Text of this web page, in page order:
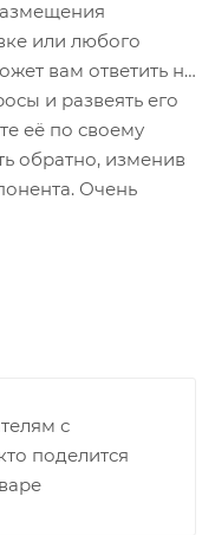
к сотруднику в
на точку, на ваш
код.
постамата.
России. Когда
целостность.
вы можете
р.
или любого
вам ответить на
и развеять его
её по своему
обратно, изменив
Очень
с
поделится